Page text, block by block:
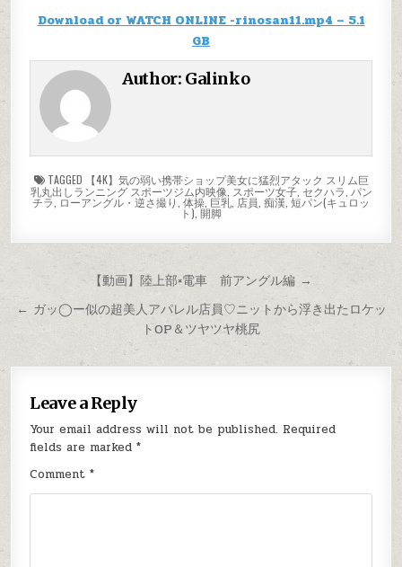
Download or WATCH ONLINE -rinosan11.mp4 – 5.1
GB
Author: Galinko
TAGGED 【4K】気の弱い携帯ショップ美女に猛烈アタック スリム巨
乳丸出しランニング スポーツジム内映像, スポーツ女子, セクハラ パン
チラ,ローアングル・逆さ撮り 体操 ,巨乳, 店員 痴漢 ,短パン(キュロッ
ト),開脚
Post
navigation
【動画】陸上部×電車 前アングル編 →
← ガッ◯ー似の超美人アパレル店員♡ニットから浮き出たロケッ
トOP＆ツヤツヤ桃尻
Leave a Reply
Your email address will not be published. Required
fields are marked*
Comment*